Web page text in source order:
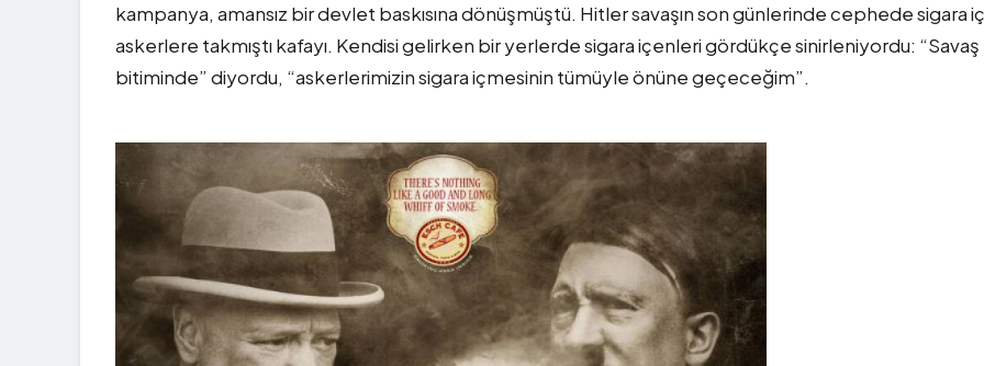
kampanya, amansız bir devlet baskısına dönüşmüştü. Hitler savaşın son günlerinde cephede sigara
askerlere takmıştı kafayı. Kendisi gelirken bir yerlerde sigara içenleri gördükçe sinirleniyordu: “Savaş
bitiminde” diyordu, “askerlerimizin sigara içmesinin tümüyle önüne geçeceğim”.